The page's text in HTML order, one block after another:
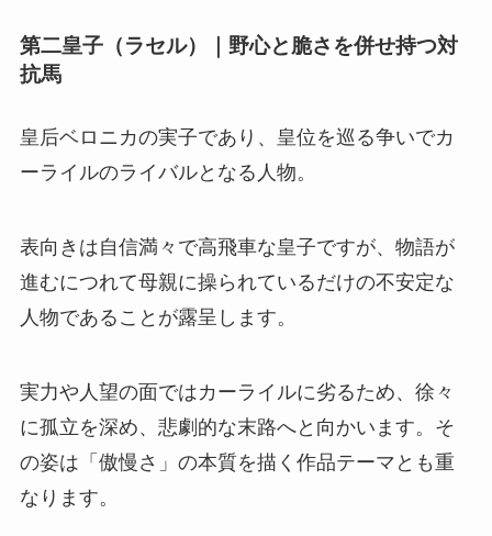
第二皇子（ラセル）｜野心と脆さを併せ持つ対
抗馬
皇后ベロニカの実子であり、皇位を巡る争いでカ
ーライルのライバルとなる人物。
表向きは自信満々で高飛車な皇子ですが、物語が
進むにつれて母親に操られているだけの不安定な
人物であることが露呈します。
実力や人望の面ではカーライルに劣るため、徐々
に孤立を深め、悲劇的な末路へと向かいます。そ
の姿は「傲慢さ」の本質を描く作品テーマとも重
なります。